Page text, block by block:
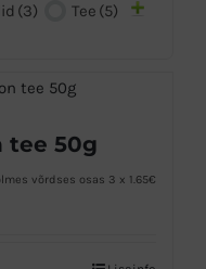
(3) Tee (5)
tee 50g
võrdses osas 3 x 1.65€